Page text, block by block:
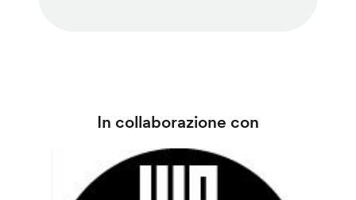
In collaborazione con